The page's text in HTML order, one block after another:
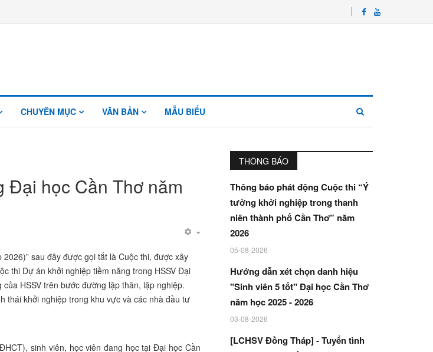
CHUYÊN MỤC VĂN BẢN MẪU BIỂU
Đại học Cần Thơ năm
sau đây được gọi tắt là Cuộc thi, được xây
thi Dự án khởi nghiệp tiềm năng trong HSSV Đại
HSSV trên bước đường lập thân, lập nghiệp.
thái khởi nghiệp trong khu vực và các nhà đầu tư
sinh viên, học viên đang học tại Đại học Cần
THÔNG BÁO
Thông báo phát động Cuộc thi “Ý
tưởng khởi nghiệp trong thanh
niên thành phố Cần Thơ” năm
2026
05-08-2026
Hướng dẫn xét chọn danh hiệu
"Sinh viên 5 tốt" Đại học Cần Thơ
năm học 2025 - 2026
03-08-2026
[LCHSV Đồng Tháp] - Tuyển tình